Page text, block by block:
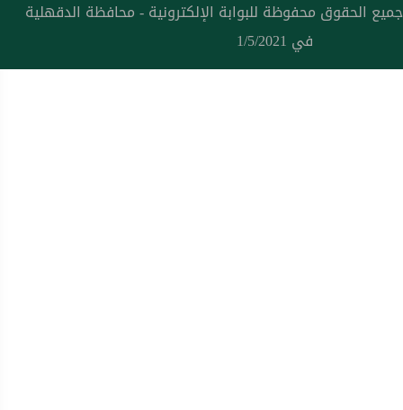
جميع الحقوق محفوظة للبوابة الإلكترونية - محافظة الدقهلية
في 1/5/2021